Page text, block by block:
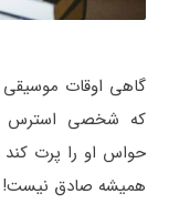
گاهی اوقات
که شخصی استرس
حواس او را پرت
همیشه صادق نیست!